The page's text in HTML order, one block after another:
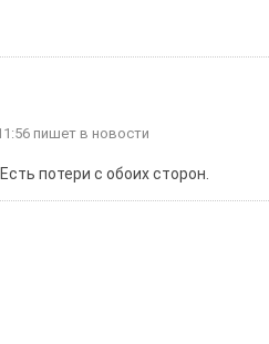
пишет в новости
потери с обоих сторон.